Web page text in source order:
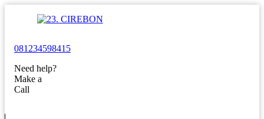
081234598415
Need help?
Make a
Call